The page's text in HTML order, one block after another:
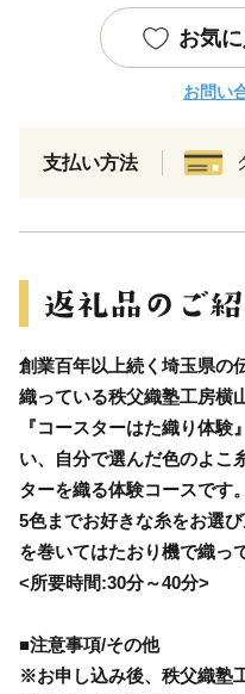
お気
お問い
支払い方法
創業百年以上続く埼玉県の
織っている秩父織塾工房横山
『コースターはた織り体
い、自分で選んだ色のよこ
ターを織る体験コースです。
5色までお好きな糸をお選
を巻いてはたおり機で織っ
<所要時間:30分～40分>
■注意事項/その他
※お申し込み後、秩父織塾